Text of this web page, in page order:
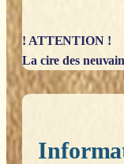
! ATTENTION !
La cire des